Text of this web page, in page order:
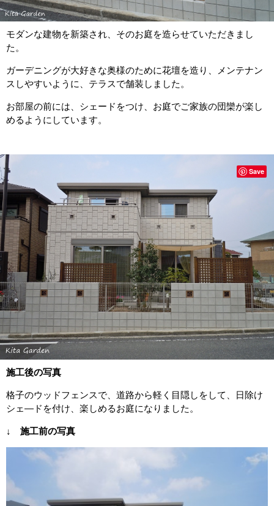
モダンな建物を新築され、そのお庭を造らせていただきまし
た。
ガーデニングが大好きな奥様のために花壇を造り、メンテナン
スしやすいように、テラスで舗装しました。
お部屋の前には、シェードをつけ、お庭でご家族の団欒が楽し
めるようにしています。
施工後の写真
格子のウッドフェンスで、道路から軽く目隠しをして、日除け
シェ―ドを付け、楽しめるお庭になりました。
↓ 施工前の写真
Save